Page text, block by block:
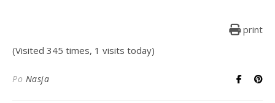
print
(Visited 345 times, 1 visits today)
Po Nasja